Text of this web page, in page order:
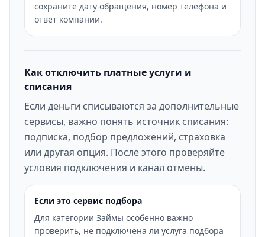
сохраните дату обращения, номер телефона и
ответ компании.
Как отключить платные услуги и
списания
Если деньги списываются за дополнительные
сервисы, важно понять источник списания:
подписка, подбор предложений, страховка
или другая опция. После этого проверяйте
условия подключения и канал отмены.
Если это сервис подбора
Для категории Займы особенно важно
проверить, не подключена ли услуга подбора